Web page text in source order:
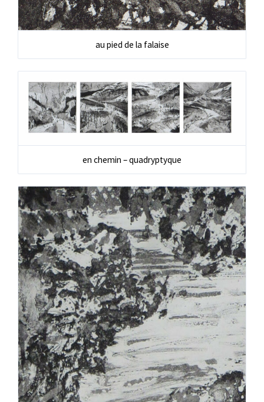
au pied de la falaise
en chemin – quadryptyque